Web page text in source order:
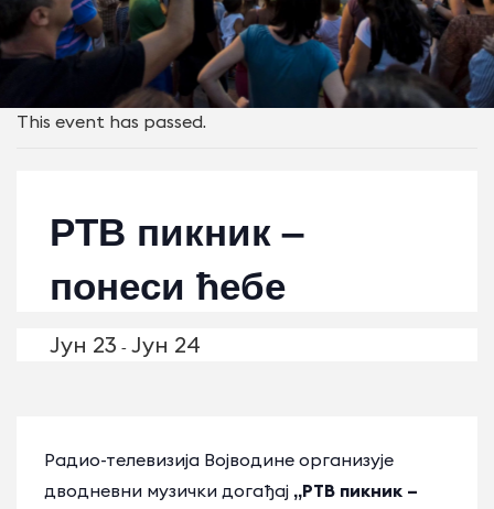
This event has passed.
РТВ пикник –
понеси ћебе
Јун 23 - Јун 24
Радио-телевизија Војводине организује
дводневни музички догађај „РТВ пикник –